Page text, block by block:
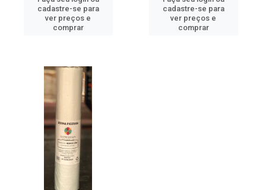
cadastre-se para
ver preços e
comprar
cadastre-se para
ver preços e
comprar